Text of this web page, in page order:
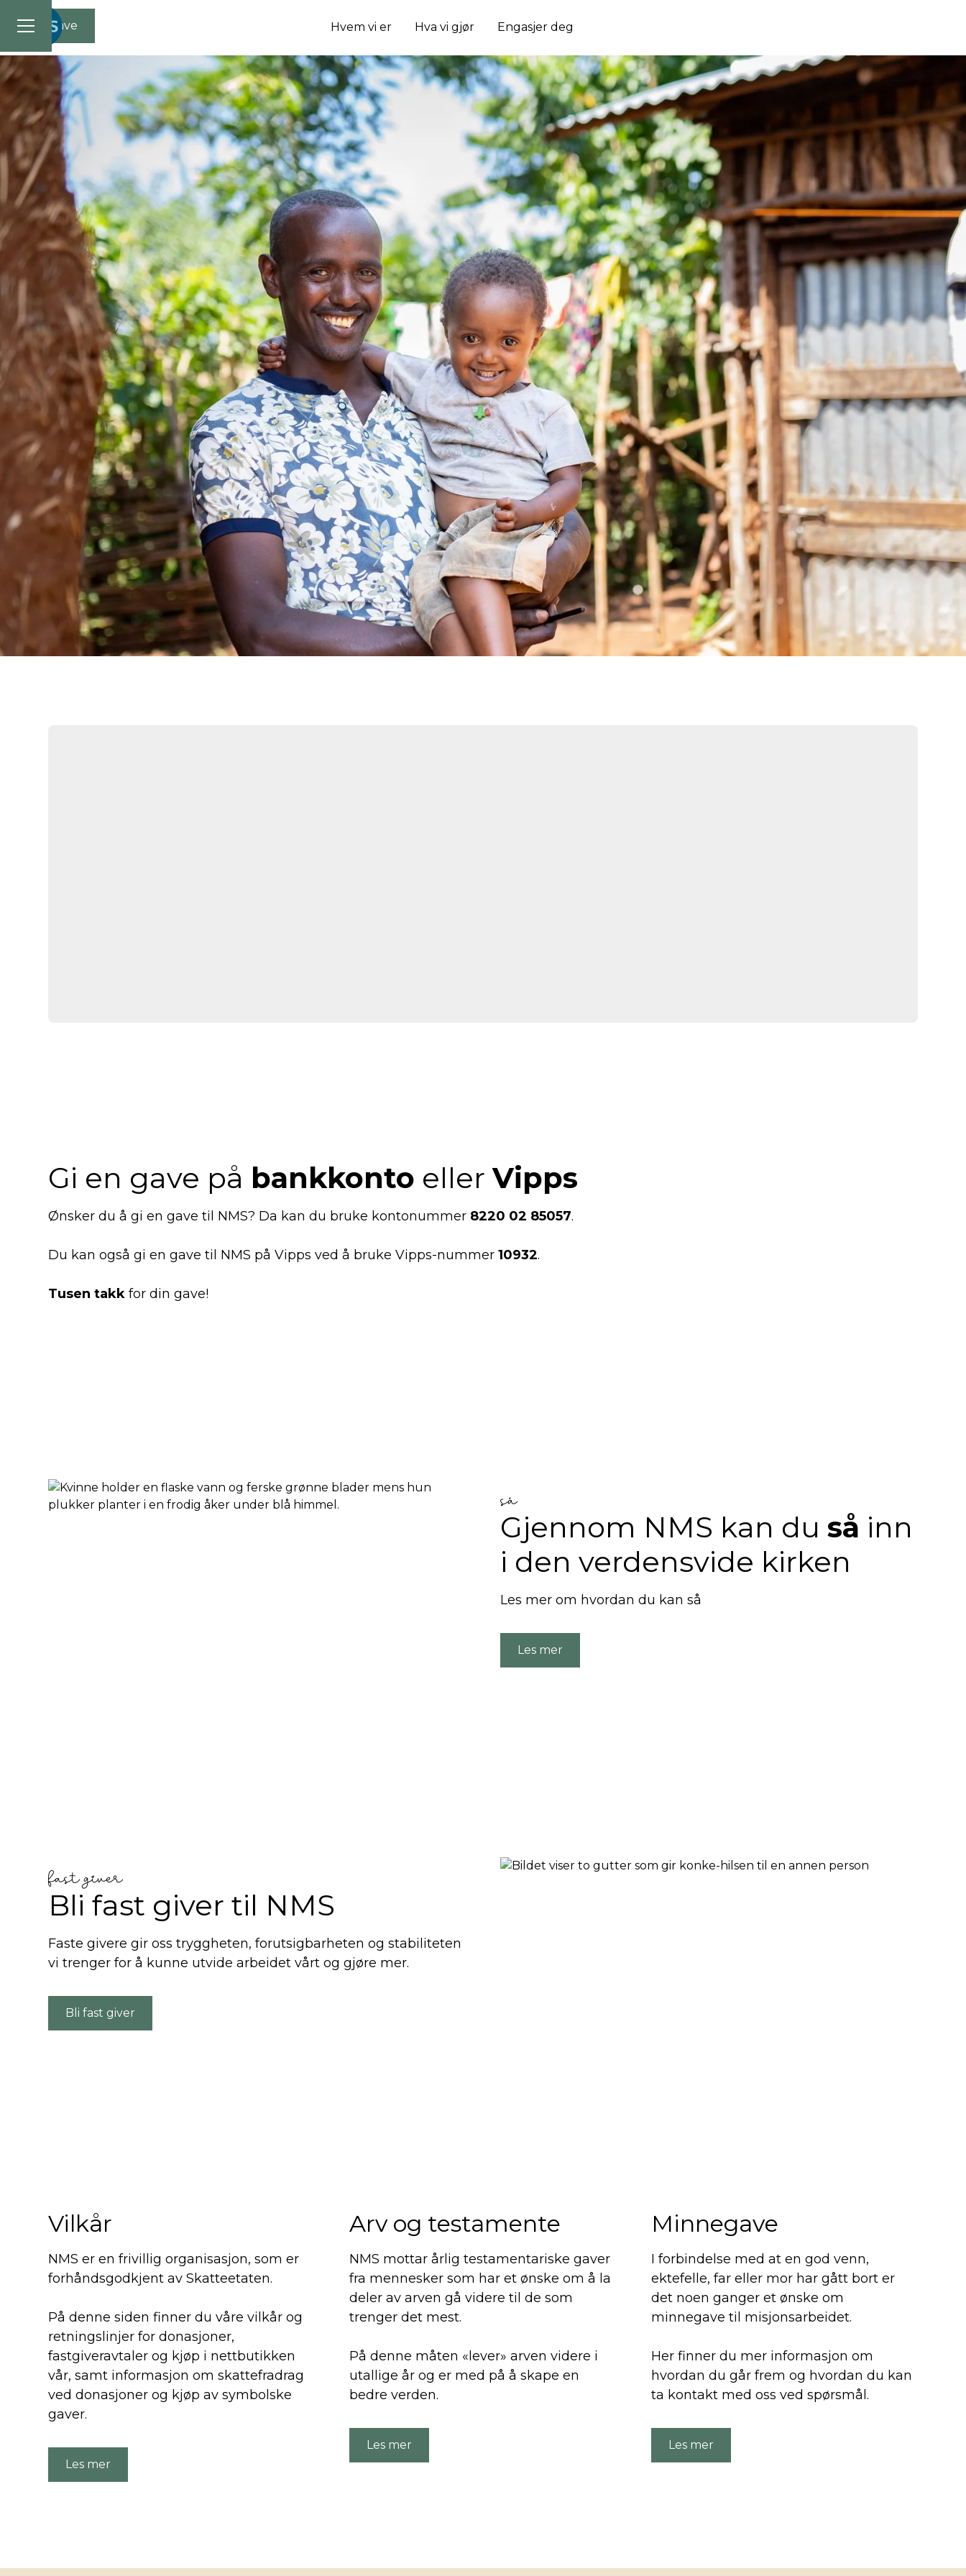
Hvem vi er Hva vi gjør Engasjer deg
Gi en gave
Gi en gave på bankkonto ellerVipps
Ønsker du å gi en gave til NMS? Da kan du bruke kontonummer 8220 02 85057.
Du kan også gi en gave til NMS på Vipps ved å bruke Vipps-nummer10932.
Tusen takk for din gave!
så
Gjennom NMS kan du så inn
i den verdensvide kirken
Les mer om hvordan du kan så
Les mer
fast giver
Bli fast giver til NMS
Faste givere gir oss tryggheten, forutsigbarheten og stabiliteten
vi trenger for å kunne utvide arbeidet vårt og gjøre mer.
Bli fast giver
Vilkår
NMS er en frivillig organisasjon, som er
forhåndsgodkjent av Skatteetaten.
På denne siden finner du våre vilkår og
retningslinjer for donasjoner,
fastgiveravtaler og kjøp i nettbutikken
vår, samt informasjon om skattefradrag
ved donasjoner og kjøp av symbolske
gaver.
Les mer
Arv og testamente
NMS mottar årlig testamentariske gaver
fra mennesker som har et ønske om å la
deler av arven gå videre til de som
trenger det mest.
På denne måten «lever» arven videre i
utallige år og er med på å skape en
bedre verden.
Les mer
Minnegave
I forbindelse med at en god venn,
ektefelle, far eller mor har gått bort er
det noen ganger et ønske om
minnegave til misjonsarbeidet.
Her finner du mer informasjon om
hvordan du går frem og hvordan du kan
ta kontakt med oss ved spørsmål.
Les mer